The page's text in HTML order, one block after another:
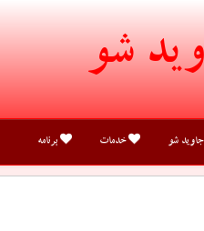
شو
جاوید شو خدمات برنامه